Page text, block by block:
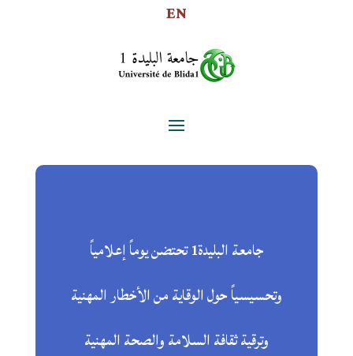
EN
جامعة البليدة1 تحتضن يوماً إعلامياً
وتحسيسياً حول الوقاية من الأخطار المهنية
وترقية ثقافة السلامة والصحة المهنية